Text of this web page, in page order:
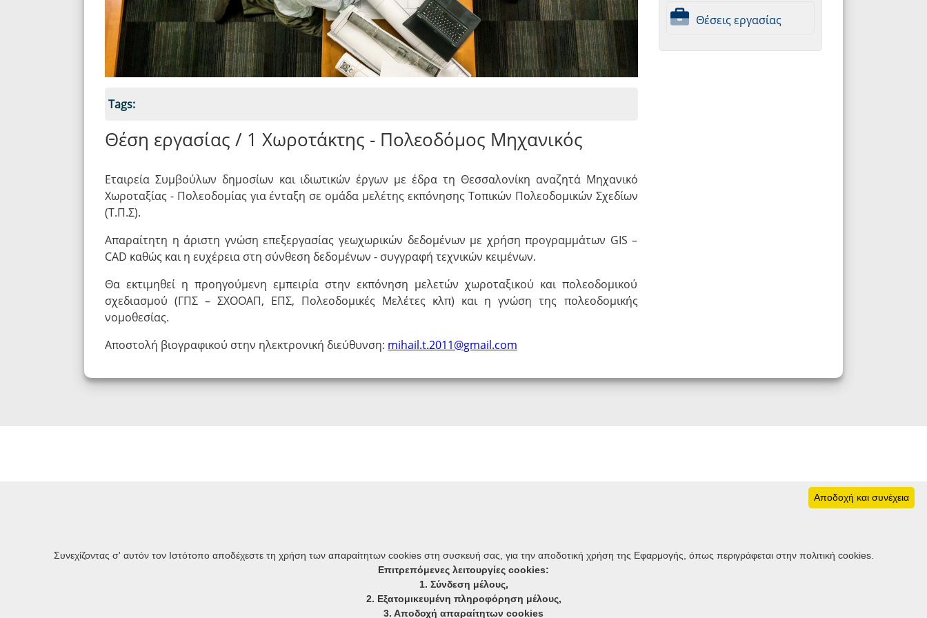
Tags:
Θέση εργασίας / 1 Χωροτάκτης - Πολεοδόμος Μηχανικός
Εταιρεία Συμβούλων δημοσίων και ιδιωτικών έργων με έδρα τη Θεσσαλονίκη αναζητά Μηχανικό
Χωροταξίας - Πολεοδομίας για ένταξη σε ομάδα μελέτης εκπόνησης Τοπικών Πολεοδομικών Σχεδίων
(Τ.Π.Σ).
Απαραίτητη η άριστη γνώση επεξεργασίας γεωχωρικών δεδομένων με χρήση προγραμμάτων GIS –
CAD καθώς και η ευχέρεια στη σύνθεση δεδομένων - συγγραφή τεχνικών κειμένων.
Θα εκτιμηθεί η προηγούμενη εμπειρία στην εκπόνηση μελετών χωροταξικού και πολεοδομικού
σχεδιασμού (ΓΠΣ – ΣΧΟOΑΠ, ΕΠΣ, Πολεοδομικές Μελέτες κλπ) και η γνώση της πολεοδομικής
νομοθεσίας.
Αποστολή βιογραφικού στην ηλεκτρονική διεύθυνση: mihail.t.2011@gmail.com
Θέσεις εργασίας
Σύλλογος Ελλήνων Μηχανικών Πολεοδομίας, Χωροταξίας
Πολιτική απορρήτου / Προστασία Προσωπικών Δεδομένων
Γενικοί όροι χρήσης
Πολιτική / Τρόποι πληρωμής συνδρομών
Αποδοχή και συνέχεια
Συνεχίζοντας σ' αυτόν τον Ιστότοπο αποδέχεστε τη χρήση των απαραίτητων cookies στη συσκευή σας, για την αποδοτική χρήση της Εφαρμογής, όπως περιγράφεται στην πολιτική cookies.
Επιτρεπόμενες λειτουργίες cookies:
1. Σύνδεση μέλους,
2. Εξατομικευμένη πληροφόρηση μέλους,
3. Αποδοχή απαραίτητων cookies